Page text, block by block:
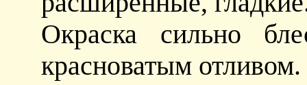
Окраска сильно
красноватым отливом.